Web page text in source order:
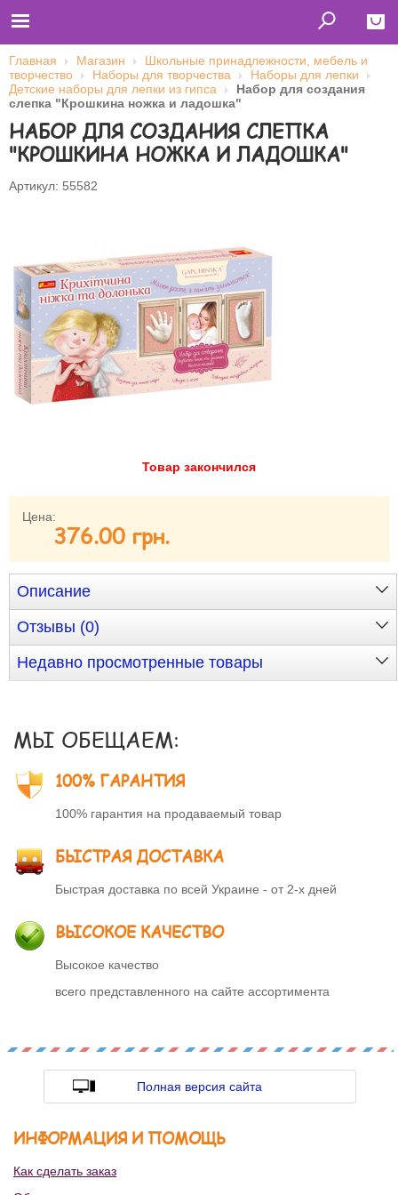
Close
Футболки
Толстовки (кенгурушки)
Свитшоты
Бейсболки
Имя пользователя (логин)
Пароль
Запомнить меня
Главная Магазин
Школьные принадлежности, мебель и
творчество
Наборы для творчества
Наборы для лепки
Детские наборы для лепки из гипса
Набор для создания
слепка "Крошкина ножка и ладошка"
НАБОР ДЛЯ СОЗДАНИЯ СЛЕПКА
"КРОШКИНА НОЖКА И ЛАДОШКА"
Артикул: 55582
Товар закончился
Цена:
376.00 грн.
Описание
Отзывы (0)
Недавно просмотренные товары
МЫ ОБЕЩАЕМ:
100% ГАРАНТИЯ
100% гарантия на продаваемый товар
БЫСТРАЯ ДОСТАВКА
Быстрая доставка по всей Украине - от 2-х дней
ВЫСОКОЕ КАЧЕСТВО
Высокое качество
всего представленного на сайте ассортимента
Полная версия сайта
ИНФОРМАЦИЯ И ПОМОЩЬ
Как сделать заказ